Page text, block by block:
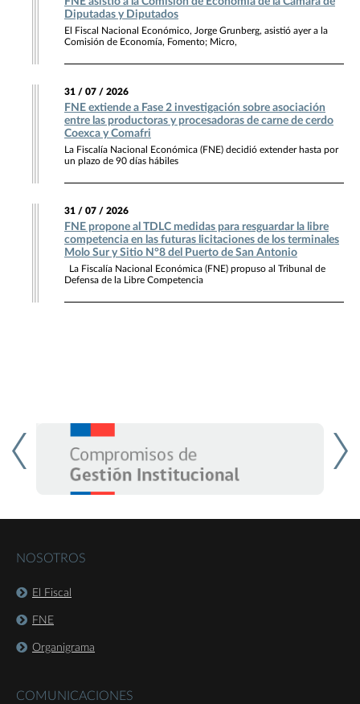
Diputadas y Diputados
El Fiscal Nacional Económico, Jorge Grunberg, asistió ayer a la
Comisión de Economía, Fomento; Micro,
31 / 07 / 2026
FNE extiende a Fase 2 investigación sobre asociación
entre las productoras y procesadoras de carne de cerdo
Coexca y Comafri
La Fiscalía Nacional Económica (FNE) decidió extender hasta por
un plazo de 90 días hábiles
31 / 07 / 2026
FNE propone al TDLC medidas para resguardar la libre
competencia en las futuras licitaciones de los terminales
Molo Sur y Sitio N°8 del Puerto de San Antonio
La Fiscalía Nacional Económica (FNE) propuso al Tribunal de
Defensa de la Libre Competencia
NOSOTROS
El Fiscal
FNE
Organigrama
COMUNICACIONES